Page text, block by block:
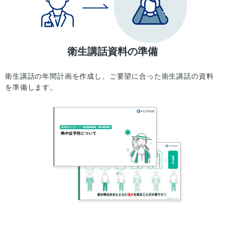
衛生講話資料の準備
衛生講話の年間計画を作成し、ご要望に合った衛生講話の資料
を準備します。